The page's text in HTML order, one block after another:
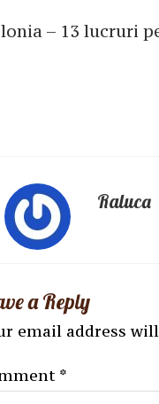
– 13 lucruri
Raluca
a Reply
email address
*